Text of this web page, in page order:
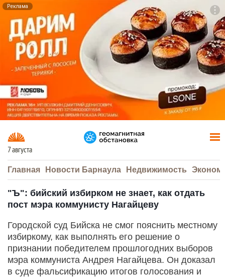
Реклама
7 августа
Главная Новости Барнаула Недвижимость
"Ъ": бийский избирком не знает, как отдать
пост мэра коммунисту Нагайцеву
Городской суд Бийска не смог пояснить местному
избиркому, как выполнять его решение о
признании победителем прошлогодних выборов
мэра коммуниста Андрея Нагайцева. Он доказал
в суде фальсификацию итогов голосования и